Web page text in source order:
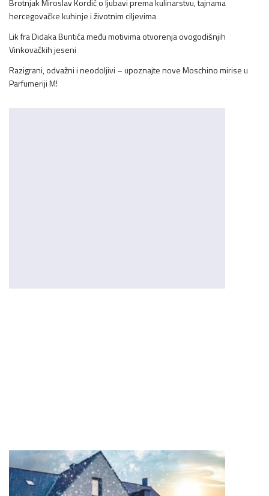
Brotnjak Miroslav Kordić o ljubavi prema kulinarstvu, tajnama
hercegovačke kuhinje i životnim ciljevima
Lik fra Didaka Buntića među motivima otvorenja ovogodišnjih
Vinkovačkih jeseni
Razigrani, odvažni i neodoljivi – upoznajte nove Moschino mirise u
Parfumeriji M!